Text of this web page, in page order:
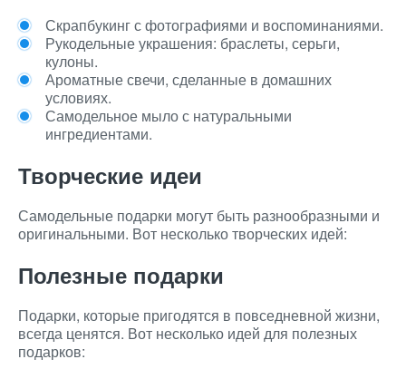
Скрапбукинг с фотографиями и воспоминаниями.
Рукодельные украшения: браслеты, серьги,
кулоны.
Ароматные свечи, сделанные в домашних
условиях.
Самодельное мыло с натуральными
ингредиентами.
Творческие идеи
Самодельные подарки могут быть разнообразными и
оригинальными. Вот несколько творческих идей:
Полезные подарки
Подарки, которые пригодятся в повседневной жизни,
всегда ценятся. Вот несколько идей для полезных
подарков: